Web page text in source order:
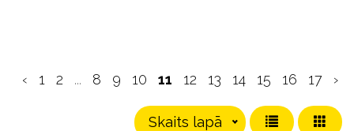
‹ 1 2 ... 8 9 10 11 12 13 14 15 16 17 ›
Skaits lapā